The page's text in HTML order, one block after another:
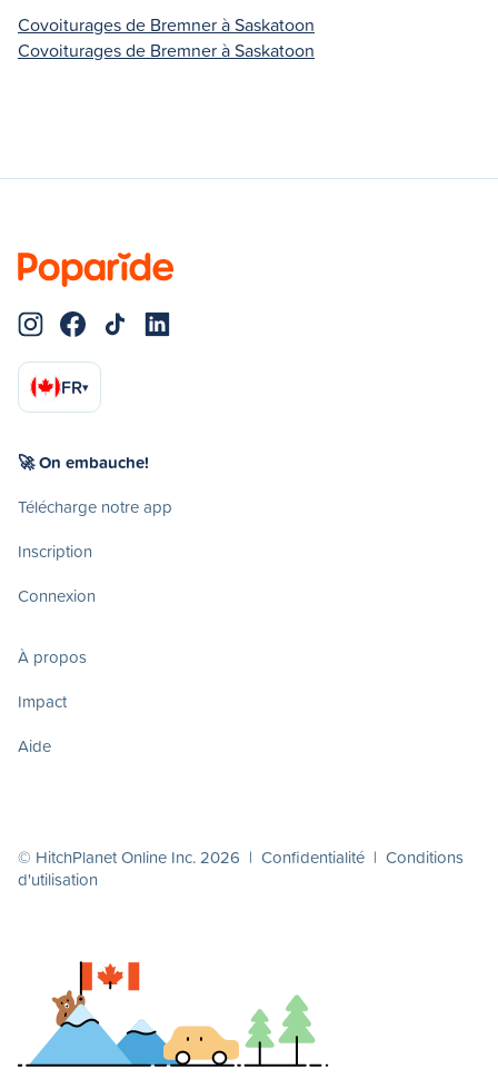
Covoiturages de Bremner à Saskatoon
Covoiturages de Bremner à Saskatoon
FR▾
🚀 On embauche!
Télécharge notre app
Inscription
Connexion
À propos
Impact
Aide
© HitchPlanet Online Inc. 2026 | Confidentialité | Conditions
d'utilisation